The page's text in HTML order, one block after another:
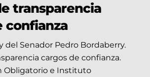
transparencia
confianza
del Senador Pedro Bordaberry.
cargos de confianza.
Obligatorio e Instituto